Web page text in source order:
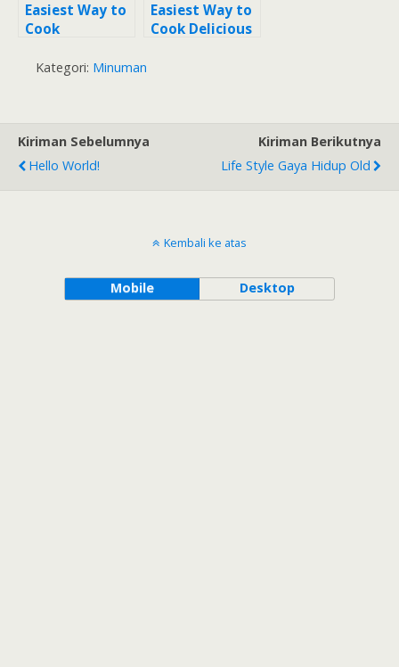
Easiest Way to
Cook
218.. ? Sari
Easiest Way to
Cook Delicious
Kategori: Minuman
Kiriman Sebelumnya
Hello World!
Kiriman Berikutnya
Life Style Gaya Hidup Old
Kembali ke atas
Mobile Desktop